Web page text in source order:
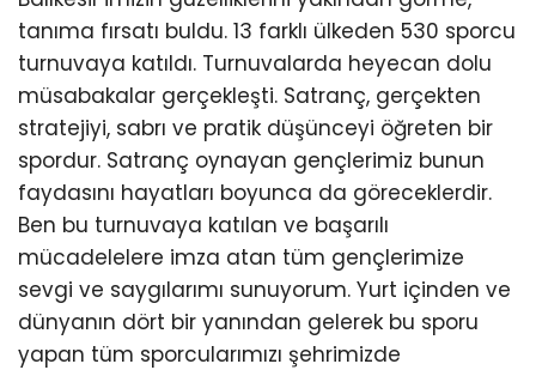
tanıma fırsatı buldu. 13 farklı ülkeden 530 sporcu
turnuvaya katıldı. Turnuvalarda heyecan dolu
müsabakalar gerçekleşti. Satranç, gerçekten
stratejiyi, sabrı ve pratik düşünceyi öğreten bir
spordur. Satranç oynayan gençlerimiz bunun
faydasını hayatları boyunca da göreceklerdir.
Ben bu turnuvaya katılan ve başarılı
mücadelelere imza atan tüm gençlerimize
sevgi ve saygılarımı sunuyorum. Yurt içinden ve
dünyanın dört bir yanından gelerek bu sporu
yapan tüm sporcularımızı şehrimizde